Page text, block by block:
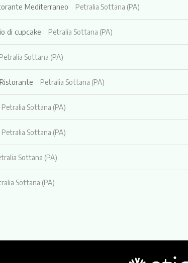
Mediterraneo Petralia Sottana (PA)
di cupcake Petralia Sottana (PA)
Petralia Sottana (PA)
Ristorante Petralia Sottana (PA)
Petralia Sottana (PA)
Petralia Sottana (PA)
Sottana (PA)
Sottana (PA)